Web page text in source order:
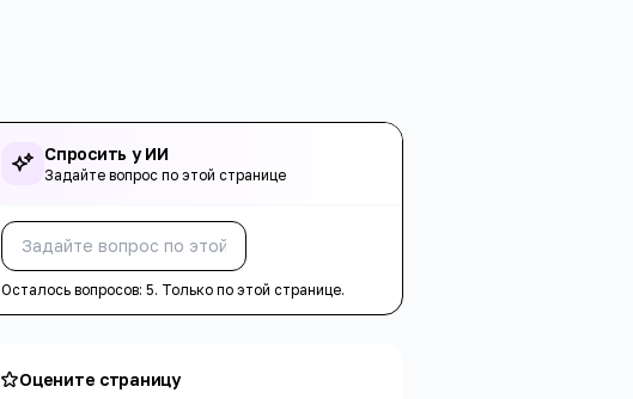
Спросить у ИИ
Задайте вопрос по этой странице
Осталось вопросов:5. Только по этой странице.
Оцените страницу